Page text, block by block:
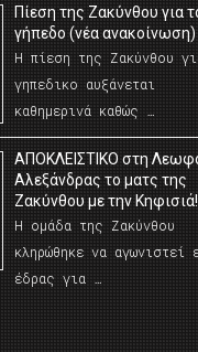
Πίεση της Ζακύνθου για
γήπεδο (νέα ανακοίνωση)
Η πίεση της Ζακύνθου
γηπεδικο αυξάνεται
καθημερινά καθώς …
AΠΟΚΛΕΙΣΤΙΚΟ στη
Αλεξάνδρας το ματς της
Ζακύνθου με την Κηφισιά!
Η ομάδα της Ζακύνθου
κληρώθηκε να αγωνιστεί
έδρας για …